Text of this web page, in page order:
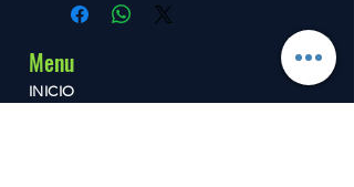
Menu
INICIO